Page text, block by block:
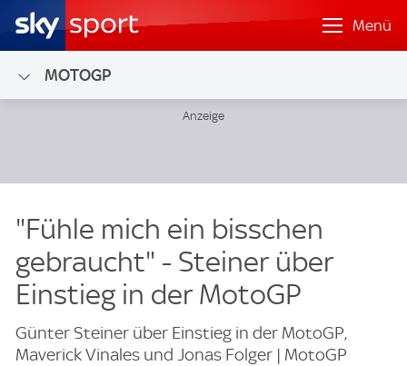
Menü
MOTOGP
"Fühle mich ein bisschen
gebraucht" - Steiner über
Einstieg in der MotoGP
Günter Steiner über Einstieg in der MotoGP,
Maverick Vinales und Jonas Folger | MotoGP